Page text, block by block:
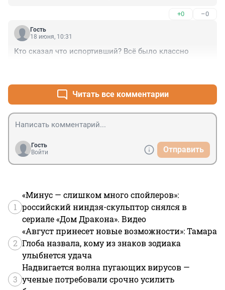
+0 –0
Гость
18 июня, 10:31
Кто сказал что испортивший? Всё было классно
Читать все комментарии
Гость
Войти
Отправить
1
«Минус — слишком много спойлеров»:
российский ниндзя-скульптор снялся в
сериале «Дом Дракона». Видео
2
«Август принесет новые возможности»: Тамара
Глоба назвала, кому из знаков зодиака
улыбнется удача
3
Надвигается волна пугающих вирусов —
ученые потребовали срочно усилить